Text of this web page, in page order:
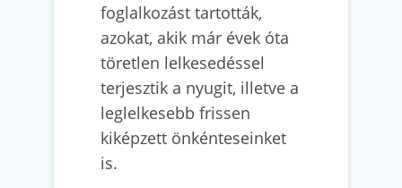
foglalkozást tartották,
azokat, akik már évek óta
töretlen lelkesedéssel
terjesztik a nyugit, illetve a
leglelkesebb frissen
kiképzett önkénteseinket
is.